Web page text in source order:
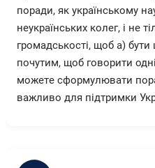
поради, як українському
неукраїнських колег, і не
громадськості, щоб а)
почутим, щоб говорити
можете сформулювати
важливо для підтримки